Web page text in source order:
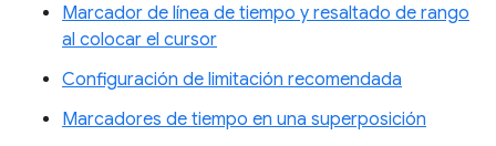
Marcador de línea de tiempo y resaltado de rango
al colocar el cursor
Configuración de limitación recomendada
Marcadores de tiempo en una superposición